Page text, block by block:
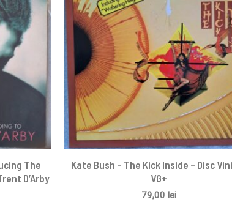
The
D’Arby
Kate Bush – The Kick Inside – Disc
VG+
79,00 lei